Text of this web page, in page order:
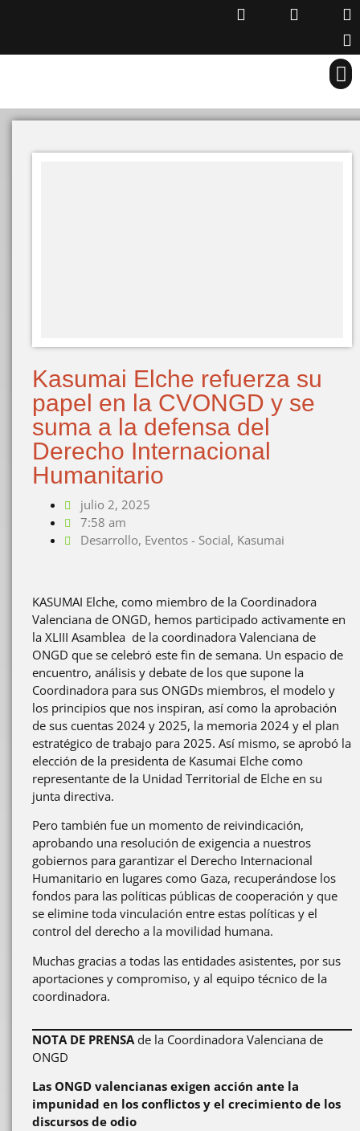
Kasumai Elche refuerza su
papel en la CVONGD y se
suma a la defensa del
Derecho Internacional
Humanitario
julio 2, 2025
7:58 am
Desarrollo, Eventos - Social, Kasumai
KASUMAI Elche, como miembro de la Coordinadora
Valenciana de ONGD, hemos participado activamente en
la XLIII Asamblea de la coordinadora Valenciana de
ONGD que se celebró este fin de semana. Un espacio de
encuentro, análisis y debate de los que supone la
Coordinadora para sus ONGDs miembros, el modelo y
los principios que nos inspiran, así como la aprobación
de sus cuentas 2024 y 2025, la memoria 2024 y el plan
estratégico de trabajo para 2025. Así mismo, se aprobó la
elección de la presidenta de Kasumai Elche como
representante de la Unidad Territorial de Elche en su
junta directiva.
Pero también fue un momento de reivindicación,
aprobando una resolución de exigencia a nuestros
gobiernos para garantizar el Derecho Internacional
Humanitario en lugares como Gaza, recuperándose los
fondos para las políticas públicas de cooperación y que
se elimine toda vinculación entre estas políticas y el
control del derecho a la movilidad humana.
Muchas gracias a todas las entidades asistentes, por sus
aportaciones y compromiso, y al equipo técnico de la
coordinadora.
NOTA DE PRENSA de la Coordinadora Valenciana de
ONGD
Las ONGD valencianas exigen acción ante la
impunidad en los conflictos y el crecimiento de los
discursos de odio